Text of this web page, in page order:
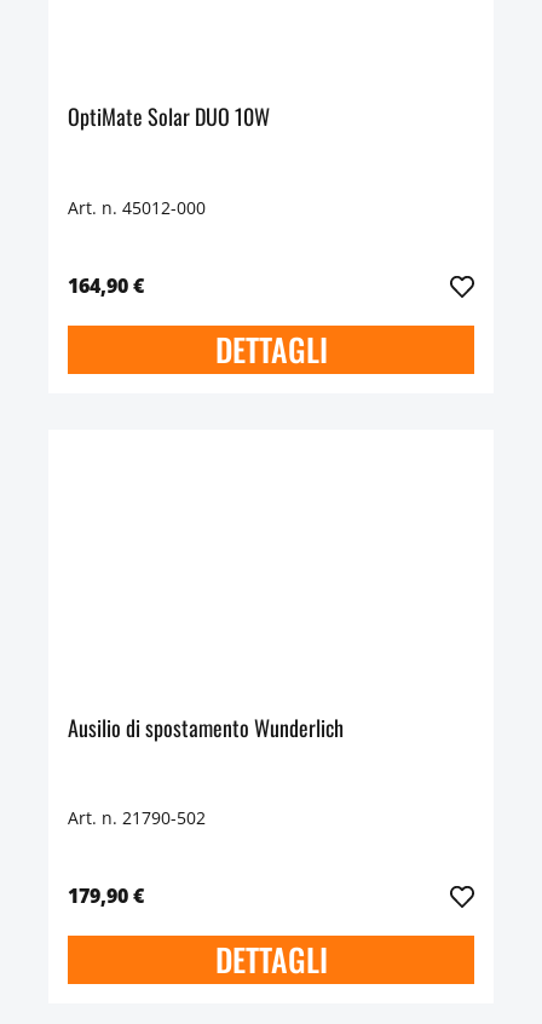
OptiMate Solar DUO 10W
Art. n. 45012-000
164,90 €
DETTAGLI
Ausilio di spostamento Wunderlich
Art. n. 21790-502
179,90 €
DETTAGLI